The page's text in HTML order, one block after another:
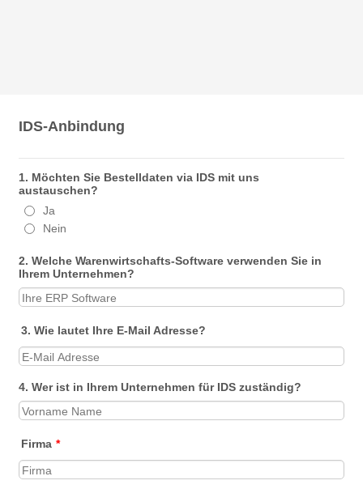
IDS-Anbindung
1. Möchten Sie Bestelldaten via IDS mit uns
austauschen?
Ja
Nein
2. Welche Warenwirtschafts-Software verwenden Sie in
Ihrem Unternehmen?
3. Wie lautet Ihre E-Mail Adresse?
4. Wer ist in Ihrem Unternehmen für IDS zuständig?
Firma *